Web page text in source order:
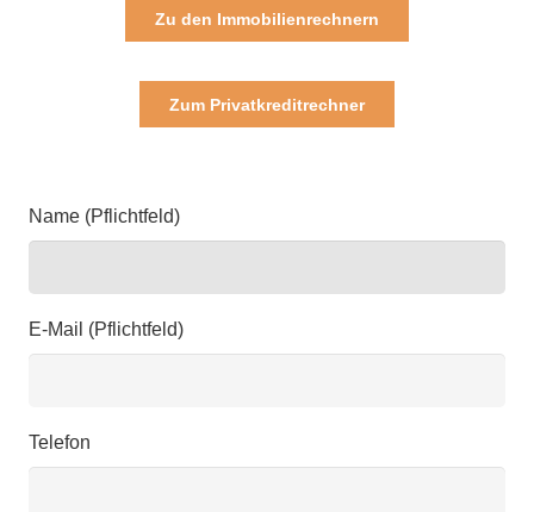
Zu den Immobilienrechnern
Zum Privatkreditrechner
Name (Pflichtfeld)
E-Mail (Pflichtfeld)
Telefon